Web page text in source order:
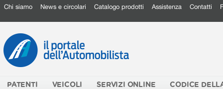
Chi siamo News e circolari Catalogo prodotti Assistenza Contatti
PATENTI VEICOLI SERVIZI ONLINE CODICE